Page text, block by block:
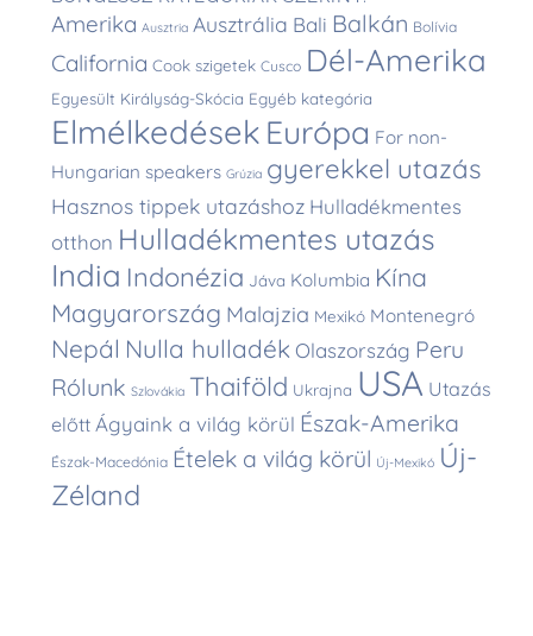
Amerika Ausztria Ausztrália Bali Balkán Bolívia
California Cook szigetek Cusco Dél-Amerika
Egyesült Királyság-Skócia Egyéb kategória
Elmélkedések Európa For non-
Hungarian speakers Grúzia gyerekkel utazás
Hasznos tippek utazáshoz Hulladékmentes
otthon Hulladékmentes utazás
India Indonézia Jáva Kolumbia Kína
Magyarország Malajzia Mexikó Montenegró
Nepál Nulla hulladék Olaszország Peru
Rólunk Szlovákia Thaiföld Ukrajna USA Utazás
előtt Ágyaink a világ körül Észak-Amerika
Észak-Macedónia Ételek a világ körül Új-Mexikó Új-
Zéland